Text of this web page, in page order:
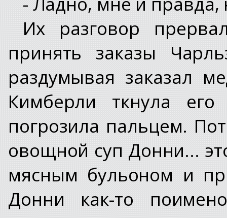
Их разговор
принять заказы
раздумывая заказал
Кимберли ткнула
погрозила пальцем.
овощной суп Донни...
мясным бульоном и
Донни как-то